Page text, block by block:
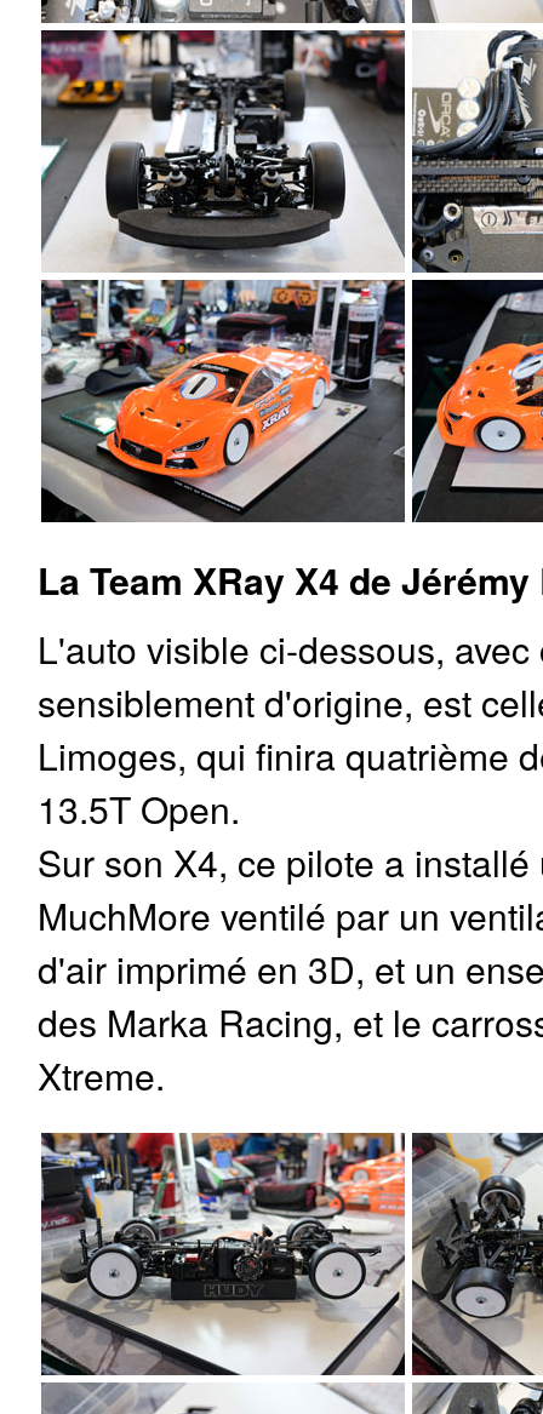
La Team XRay X4 de
L'auto visible ci-dessous,
sensiblement d'origine, est
Limoges, qui finira quatrième
13.5T Open.
Sur son X4, ce pilote a
MuchMore ventilé par un
d'air imprimé en 3D, et un
des Marka Racing, et le
Xtreme.